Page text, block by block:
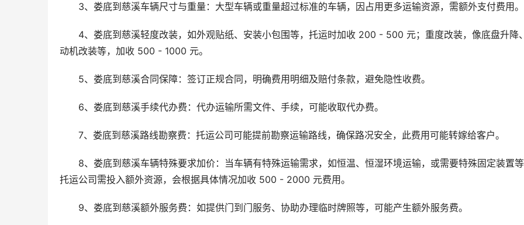
3、娄底到慈溪车辆尺寸与重量：大型车辆或重量超过标准的车辆，因占用更多运输资源，需额外支付费用。
4、娄底到慈溪轻度改装，如外观贴纸、安装小包围等，托运时加收 200 - 500 元；重度改装，像底盘升降
动机改装等，加收 500 - 1000 元。
5、娄底到慈溪合同保障：签订正规合同，明确费用明细及赔付条款，避免隐性收费。
6、娄底到慈溪手续代办费：代办运输所需文件、手续，可能收取代办费。
7、娄底到慈溪路线勘察费：托运公司可能提前勘察运输路线，确保路况安全，此费用可能转嫁给客户。
8、娄底到慈溪车辆特殊要求加价：当车辆有特殊运输需求，如恒温、恒湿环境运输，或需要特殊固定装置等
托运公司需投入额外资源，会根据具体情况加收 500 - 2000 元费用。
9、娄底到慈溪额外服务费：如提供门到门服务、协助办理临时牌照等，可能产生额外服务费。